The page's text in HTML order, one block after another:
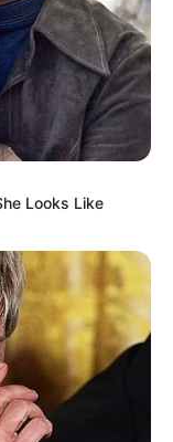
Looks Like